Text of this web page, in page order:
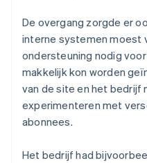
De overgang zorgde er
interne systemen moest
ondersteuning nodig
makkelijk kon worden
van de site en het
experimenteren met
abonnees.
Het bedrijf had